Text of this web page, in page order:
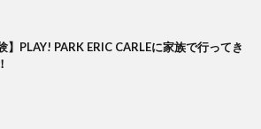
】PLAY! PARK ERIC CARLEに家族で行ってき